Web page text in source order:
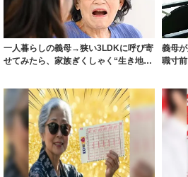
一人暮らしの義母→狭い3LDKに呼び寄
せてみたら、家族ぎくしゃく“生き地
義母
職寸